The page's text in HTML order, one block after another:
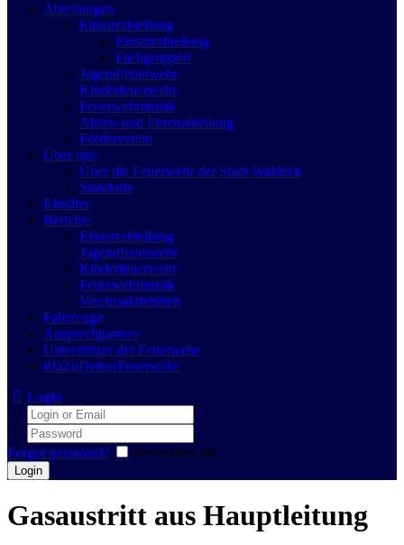
Abteilungen
Einsatzabteilung
Einsatzabteilung
Fachgruppen
Jugendfeuerwehr
Kinderfeuerwehr
Feuerwehrmusik
Alters- und Ehrenabteilung
Förderverein
Über uns
Über die Feuerwehr der Stadt Waldeck
Standorte
Einsätze
Berichte
Einsatzabteilung
Jugendfeuerwehr
Kinderfeuerwehr
Feuerwehrmusik
Vereinsaktivitäten
Fahrzeuge
Ansprechpartner
Unterstützer der Feuerwehr
#JaZuDeinerFeuerwehr
Login
Forgot password? Remember me
Gasaustritt aus Hauptleitung